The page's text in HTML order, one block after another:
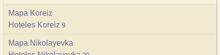
Mapa Koreiz
Hoteles Koreiz 9
Mapa Nikolayevka